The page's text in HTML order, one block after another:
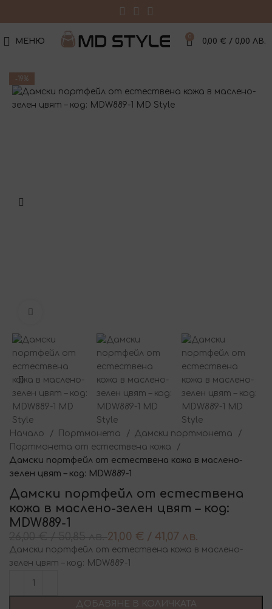
МЕНЮ
0
0,00 € / 0,00 ЛВ.
-19%
Начало Портмонета
Дамски портмонета
Портмонета от естествена кожа
Дамски портфейл от естествена кожа в маслено-
зелен цвят – код: MDW889-1
Дамски портфейл от естествена
кожа в маслено-зелен цвят – код:
MDW889-1
21,00 € / 41,07 лв.
Дамски портфейл от естествена кожа в маслено-
зелен цвят – код: MDW889-1
ДОБАВЯНЕ В КОЛИЧКАТА